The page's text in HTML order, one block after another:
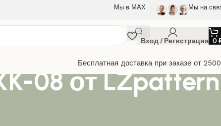
Мы в МАХ Мы на
Вход / Регистрация 0
Бесплатная доставка при заказе от
08 от LZpattern